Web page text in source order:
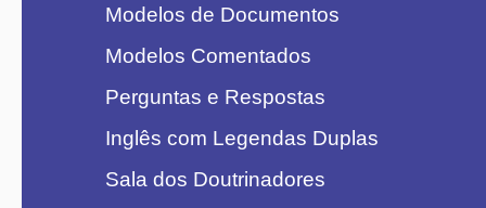
Modelos de Documentos
Modelos Comentados
Perguntas e Respostas
Inglês com Legendas Duplas
Sala dos Doutrinadores